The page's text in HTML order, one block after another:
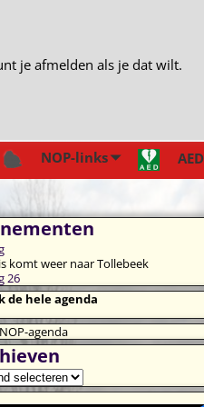
NOP-links AED
komt weer naar Tollebeek
26
de hele agenda
NOP-agenda
je afmelden als je dat wilt.